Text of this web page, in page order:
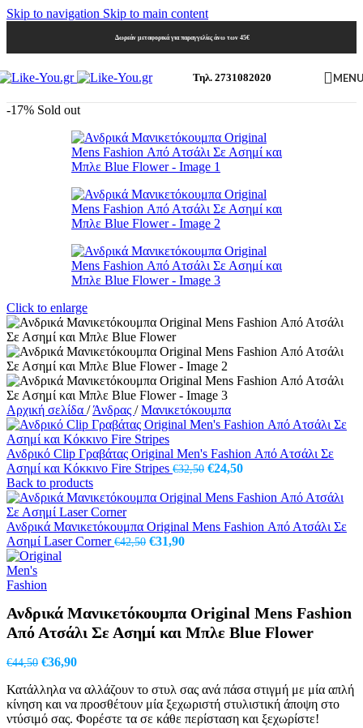
Skip to navigation Skip to main content
Δωρεάν μεταφορικά για παραγγελίες άνω των 45€
Τηλ. 2731082020
-17% Sold out
Click to enlarge
Αρχική σελίδα / Άνδρας / Μανικετόκουμπα
Ανδρικό Clip Γραβάτας Original Men's Fashion Από Ατσάλι Σε
Ασημί και Κόκκινο Fire Stripes €32,50 Original
was:
€24,50Η
τιμή
€24,50.
Back to products
Ανδρικά Μανικετόκουμπα Original Mens Fashion Από Ατσάλι Σε
Ασημί Laser Corner€42,50 Original
€31,90Η
Ανδρικά Μανικετόκουμπα Original Mens Fashion
Από Ατσάλι Σε Ασημί και Μπλε Blue Flower
€44,50 Original
was:
€44,50.
€36,90Η
τιμή
είναι:
€36,90.
Κατάλληλα να αλλάζουν το στυλ σας ανά πάσα στιγμή με μία απλή
κίνηση και να προσθέτουν μία ξεχωριστή στυλιστική άποψη στο
ντύσιμό σας. Φορέστε τα σε κάθε περίσταση και ξεχωρίστε!